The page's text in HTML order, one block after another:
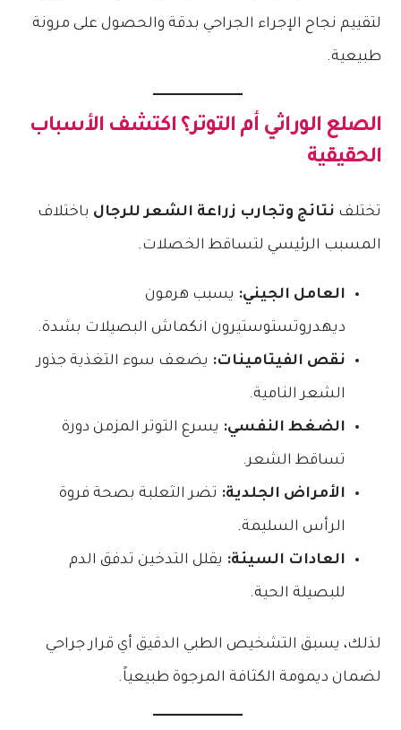
لتقييم نجاح الإجراء الجراحي بدقة والحصول على مرونة
طبيعية.
الصلع الوراثي أم التوتر؟ اكتشف الأسباب
الحقيقية
تختلف نتائج وتجارب زراعة الشعر للرجال باختلاف
المسبب الرئيسي لتساقط الخصلات.
العامل الجيني: يسبب هرمون
ديهدروتستوستيرون انكماش البصيلات بشدة.
نقص الفيتامينات: يضعف سوء التغذية جذور
الشعر النامية.
الضغط النفسي: يسرع التوتر المزمن دورة
تساقط الشعر.
الأمراض الجلدية: تضر الثعلبة بصحة فروة
الرأس السليمة.
العادات السيئة: يقلل التدخين تدفق الدم
للبصيلة الحية.
لذلك، يسبق التشخيص الطبي الدقيق أي قرار جراحي
لضمان ديمومة الكثافة المرجوة طبيعياً.